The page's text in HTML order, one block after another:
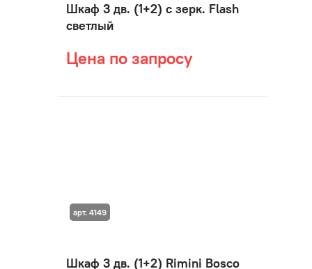
Шкаф 3 дв. (1+2) с зерк. Flash
светлый
Цена по запросу
Шкаф 3 дв. (1+2) Rimini Bosco
арт. 4149